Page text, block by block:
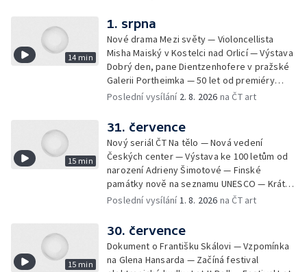
14 min
1. srpna
Nové drama Mezi světy — Violoncellista
Misha Maiský v Kostelci nad Orlicí — Výstava
Dobrý den, pane Dientzenhofere v pražské
Galerii Portheimka — 50 let od premiéry
filmu Na samotě u lesa — Krátké zprávy z
Mercury
Poslední vysílání 2. 8. 2026 na ČT art
15 min
31. července
Nový seriál ČT Na tělo — Nová vedení
Českých center — Výstava ke 100 letům od
narození Adrieny Šimotové — Finské
památky nově na seznamu UNESCO — Krátké
zprávy z kultury — Začíná Jiráskův Hronov —
Poslední vysílání 1. 8. 2026 na ČT art
15 min
30. července
Dokument o Františku Skálovi — Vzpomínka
na Glena Hansarda — Začíná festival